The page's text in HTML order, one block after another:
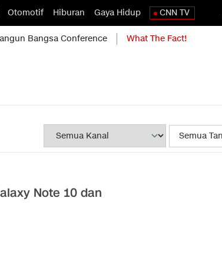
Otomotif Hiburan Gaya Hidup CNN TV
Bangsa Conference What The Fact!
Note 10 dan